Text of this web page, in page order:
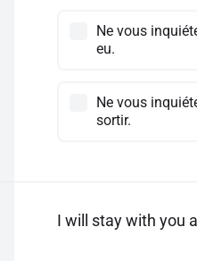
Ne vous
eu.
Ne vous
sortir.
I will stay with you